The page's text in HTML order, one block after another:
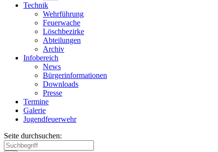
Technik
Wehrführung
Feuerwache
Löschbezirke
Abteilungen
Archiv
Infobereich
News
Bürgerinformationen
Downloads
Presse
Termine
Galerie
Jugendfeuerwehr
Seite durchsuchen: